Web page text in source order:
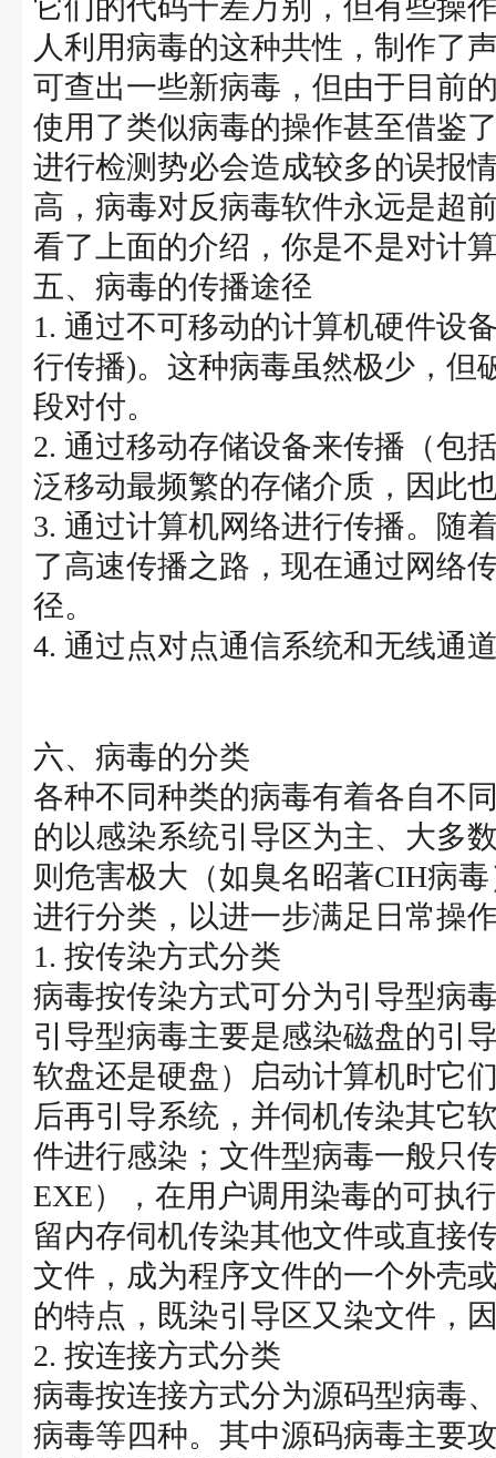
它们的代码千差万别，但有些操
人利用病毒的这种共性，制作了
可查出一些新病毒，但由于目前
使用了类似病毒的操作甚至借鉴
进行检测势必会造成较多的误报
高，病毒对反病毒软件永远是超
看了上面的介绍，你是不是对计
五、病毒的传播途径
1. 通过不可移动的计算机硬件设
行传播)。这种病毒虽然极少，但
段对付。
2. 通过移动存储设备来传播（包
泛移动最频繁的存储介质，因此
3. 通过计算机网络进行传播。随
了高速传播之路，现在通过网络
径。
4. 通过点对点通信系统和无线通
六、病毒的分类
各种不同种类的病毒有着各自不
的以感染系统引导区为主、大多
则危害极大（如臭名昭著CIH病
进行分类，以进一步满足日常操
1. 按传染方式分类
病毒按传染方式可分为引导型病
引导型病毒主要是感染磁盘的引
软盘还是硬盘）启动计算机时它
后再引导系统，并伺机传染其它
件进行感染；文件型病毒一般只
EXE），在用户调用染毒的可执
留内存伺机传染其他文件或直接
文件，成为程序文件的一个外壳
的特点，既染引导区又染文件，
2. 按连接方式分类
病毒按连接方式分为源码型病毒
病毒等四种。其中源码病毒主要